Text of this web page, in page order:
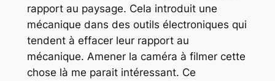
rapport au paysage. Cela introduit une
mécanique dans des outils électroniques qui
tendent à effacer leur rapport au
mécanique. Amener la caméra à filmer cette
chose là me parait intéressant. Ce